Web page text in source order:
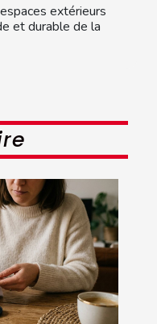
extérieurs
et durable de la